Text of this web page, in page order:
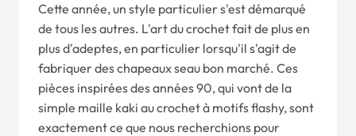
Cette année, un style particulier s'est démarqué
de tous les autres. L'art du crochet fait de plus en
plus d'adeptes, en particulier lorsqu'il s'agit de
fabriquer des chapeaux seau bon marché. Ces
pièces inspirées des années 90, qui vont de la
simple maille kaki au crochet à motifs flashy, sont
exactement ce que nous recherchions pour